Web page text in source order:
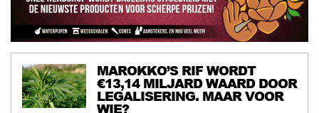
MAROKKO’S RIF WORDT
€13,14 MILJARD WAARD DOOR
LEGALISERING. MAAR VOOR
WIE?